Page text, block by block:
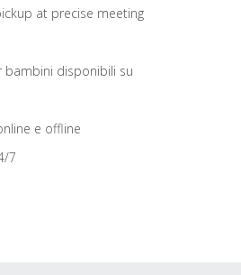
at precise meeting
bambini disponibili su
e offline
7